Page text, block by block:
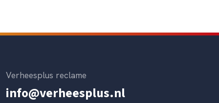
Verheesplus reclame
info@verheesplus.nl